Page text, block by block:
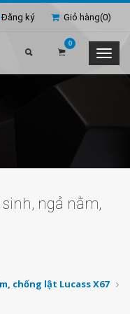
Giỏ hàng(0)
Đăng ký
0
ngả nằm,
chống lật Lucass X67